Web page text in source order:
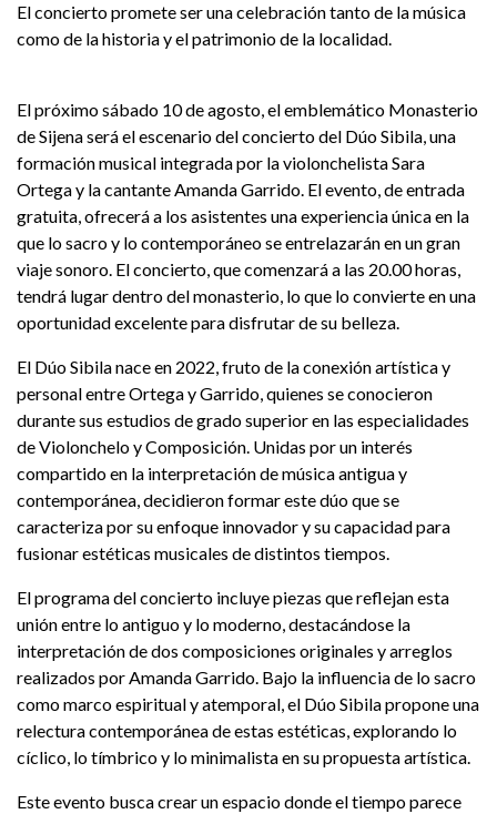
El concierto promete ser una celebración tanto de la música
como de la historia y el patrimonio de la localidad.
El próximo sábado 10 de agosto, el emblemático Monasterio
de Sijena será el escenario del concierto del Dúo Sibila, una
formación musical integrada por la violonchelista Sara
Ortega y la cantante Amanda Garrido. El evento, de entrada
gratuita, ofrecerá a los asistentes una experiencia única en la
que lo sacro y lo contemporáneo se entrelazarán en un gran
viaje sonoro. El concierto, que comenzará a las 20.00 horas,
tendrá lugar dentro del monasterio, lo que lo convierte en una
oportunidad excelente para disfrutar de su belleza.
El Dúo Sibila nace en 2022, fruto de la conexión artística y
personal entre Ortega y Garrido, quienes se conocieron
durante sus estudios de grado superior en las especialidades
de Violonchelo y Composición. Unidas por un interés
compartido en la interpretación de música antigua y
contemporánea, decidieron formar este dúo que se
caracteriza por su enfoque innovador y su capacidad para
fusionar estéticas musicales de distintos tiempos.
El programa del concierto incluye piezas que reflejan esta
unión entre lo antiguo y lo moderno, destacándose la
interpretación de dos composiciones originales y arreglos
realizados por Amanda Garrido. Bajo la influencia de lo sacro
como marco espiritual y atemporal, el Dúo Sibila propone una
relectura contemporánea de estas estéticas, explorando lo
cíclico, lo tímbrico y lo minimalista en su propuesta artística.
Este evento busca crear un espacio donde el tiempo parece